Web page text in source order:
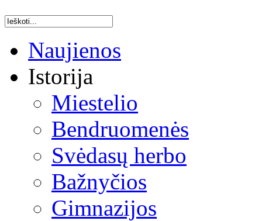
Naujienos
Istorija
Miestelio
Bendruomenės
Svėdasų herbo
Bažnyčios
Gimnazijos